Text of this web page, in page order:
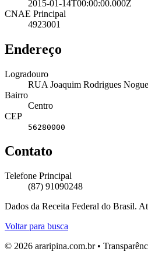
2015-01-14T00:00:00.000Z
CNAE Principal
4923001
Endereço
Logradouro
RUA Joaquim Rodrigues
Bairro
Centro
CEP
56280000
Contato
Telefone Principal
(87) 91090248
Dados da Receita Federal do Brasil.
Voltar para busca
© 2026 araripina.com.br •